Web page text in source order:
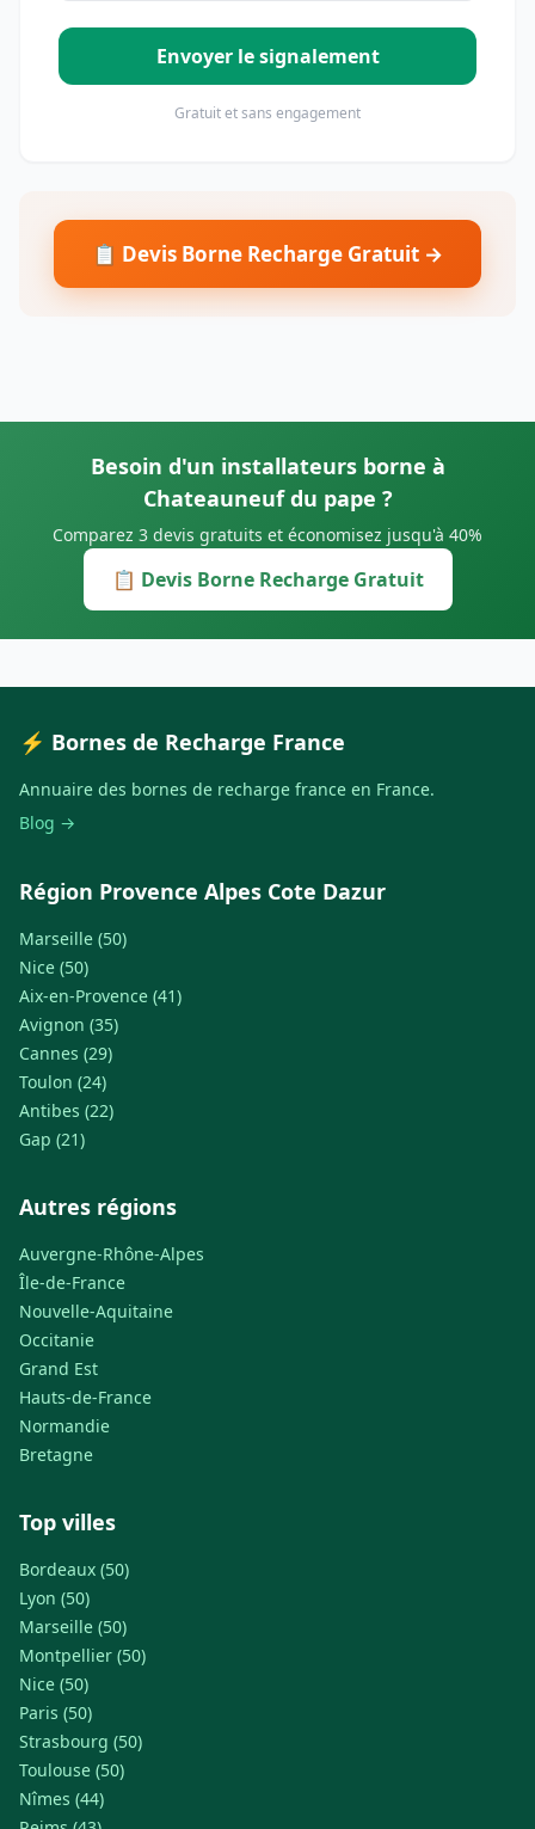
Envoyer le signalement
Gratuit et sans engagement
📋 Devis Borne Recharge Gratuit →
Besoin d'un installateurs borne à
Chateauneuf du pape ?
Comparez 3 devis gratuits et économisez jusqu'à 40%
📋 Devis Borne Recharge Gratuit
⚡ Bornes de Recharge France
Annuaire des bornes de recharge france en France.
Blog →
Région Provence Alpes Cote Dazur
Marseille (50)
Nice (50)
Aix-en-Provence (41)
Avignon (35)
Cannes (29)
Toulon (24)
Antibes (22)
Gap (21)
Autres régions
Auvergne-Rhône-Alpes
Île-de-France
Nouvelle-Aquitaine
Occitanie
Grand Est
Hauts-de-France
Normandie
Bretagne
Top villes
Bordeaux (50)
Lyon (50)
Marseille (50)
Montpellier (50)
Nice (50)
Paris (50)
Strasbourg (50)
Toulouse (50)
Nîmes (44)